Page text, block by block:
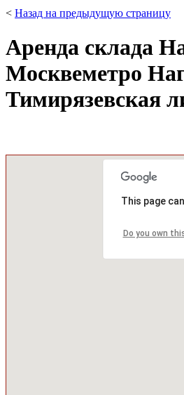
< Назад на предыдущую страницу
Аренда склада
Москвеметро
Тимирязевская
This page
Do you own